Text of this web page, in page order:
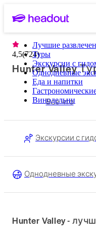
Лучшие
Туры
Экскурсии с
Однодневные
Еда и напитки
Винодельни
4,5(724)
Hunter Valley
Все что
Экскурсии с
Однодневные
Hunter Valley -